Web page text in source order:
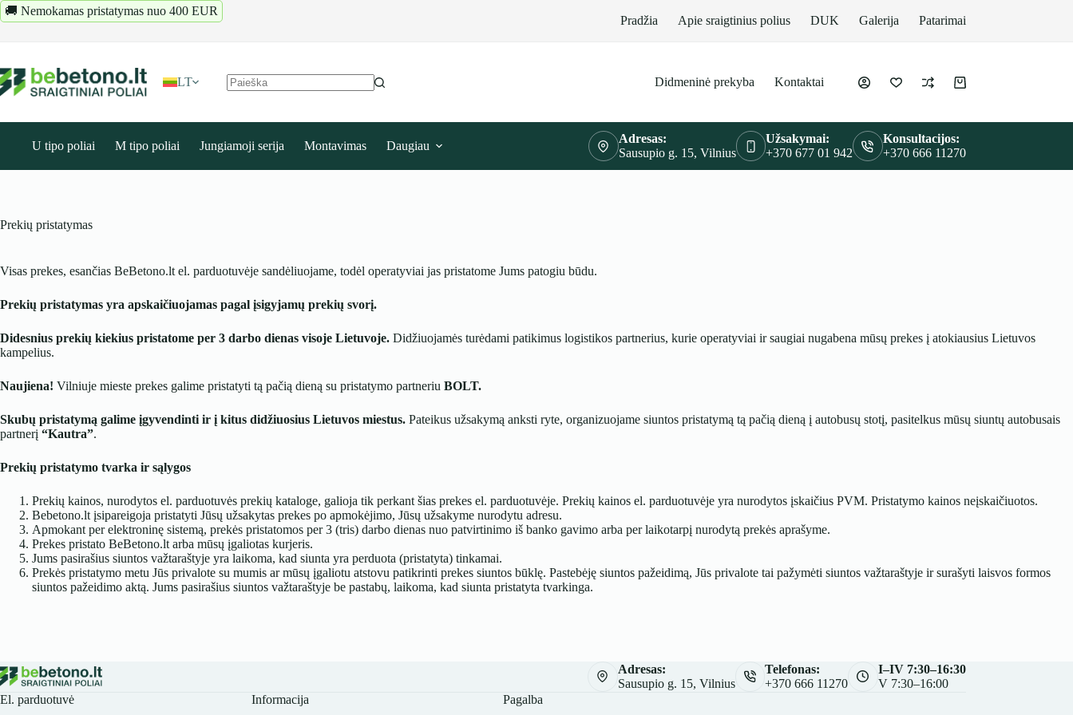
Pereiti
prie
🚚 Nemokamas pristatymas nuo 400 EUR
Pradžia Apie sraigtinius polius DUK Galerija Patarimai
LT
Didmeninė prekyba Kontaktai Krepšelis
U tipo poliai M tipo poliai Jungiamoji serija Montavimas Daugiau
Adresas:
Sausupio g. 15, Vilnius
Užsakymai:
+370 677 01 942
Konsultacijos:
+370 666 11270
Prekių pristatymas
Visas prekes, esančias BeBetono.lt el. parduotuvėje sandėliuojame, todėl operatyviai jas pristatome Jums patogiu būdu.
Prekių pristatymas yra apskaičiuojamas pagal įsigyjamų prekių svorį.
Didesnius prekių kiekius pristatome per 3 darbo dienas visoje Lietuvoje. Didžiuojamės turėdami patikimus logistikos partnerius, kurie operatyviai ir saugiai nugabena mūsų prekes į atokiausius Lietuvos
kampelius.
Naujiena! Vilniuje mieste prekes galime pristatyti tą pačią dieną su pristatymo partneriu BOLT.
Skubų pristatymą galime įgyvendinti ir į kitus didžiuosius Lietuvos miestus. Pateikus užsakymą anksti ryte, organizuojame siuntos pristatymą tą pačią dieną į autobusų stotį, pasitelkus mūsų siuntų autobusais
partnerį “Kautra”.
Prekių pristatymo tvarka ir sąlygos
Prekių kainos, nurodytos el. parduotuvės prekių kataloge, galioja tik perkant šias prekes el. parduotuvėje. Prekių kainos el. parduotuvėje yra nurodytos įskaičius PVM. Pristatymo kainos neįskaičiuotos.
Bebetono.lt įsipareigoja pristatyti Jūsų užsakytas prekes po apmokėjimo, Jūsų užsakyme nurodytu adresu.
Apmokant per elektroninę sistemą, prekės pristatomos per 3 (tris) darbo dienas nuo patvirtinimo iš banko gavimo arba per laikotarpį nurodytą prekės aprašyme.
Prekes pristato BeBetono.lt arba mūsų įgaliotas kurjeris.
Jums pasirašius siuntos važtaraštyje yra laikoma, kad siunta yra perduota (pristatyta) tinkamai.
Prekės pristatymo metu Jūs privalote su mumis ar mūsų įgaliotu atstovu patikrinti prekes siuntos būklę. Pastebėję siuntos pažeidimą, Jūs privalote tai pažymėti siuntos važtaraštyje ir surašyti laisvos formos
siuntos pažeidimo aktą. Jums pasirašius siuntos važtaraštyje be pastabų, laikoma, kad siunta pristatyta tvarkinga.
Adresas:
Sausupio g. 15, Vilnius
Telefonas:
+370 666 11270
I–IV 7:30–16:30
V 7:30–16:00
El. parduotuvė
Informacija Pagalba